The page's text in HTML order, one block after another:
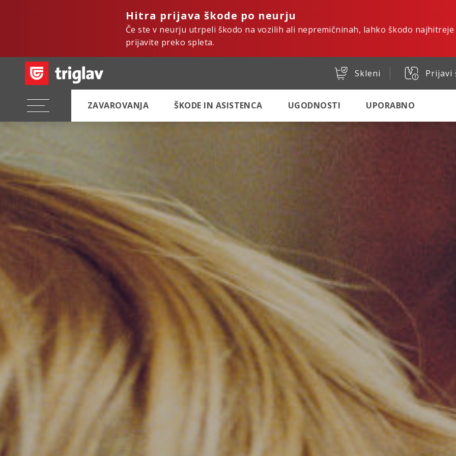
Hitra prijava škode po neurju
Če ste v neurju utrpeli škodo na vozilih ali nepremičninah, lahko škodo najhitreje
prijavite preko spleta.
Skleni Prijavi
ZAVAROVANJA ŠKODE IN ASISTENCA UGODNOSTI UPORABNO